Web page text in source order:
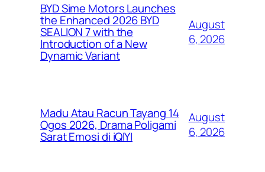
BYD Sime Motors Launches
the Enhanced 2026 BYD
SEALION 7 with the
Introduction of a New
Dynamic Variant
August
6, 2026
Madu Atau Racun Tayang 14
Ogos 2026, Drama Poligami
Sarat Emosi di iQIYI
August
6, 2026